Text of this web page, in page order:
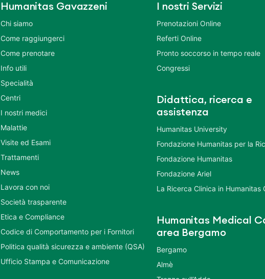
Humanitas Gavazzeni
Chi siamo
Come raggiungerci
Come prenotare
Info utili
Specialità
Centri
I nostri medici
Malattie
Visite ed Esami
Trattamenti
News
Lavora con noi
Società trasparente
Etica e Compliance
Codice di Comportamento per i Fornitori
Politica qualità sicurezza e ambiente (QSA)
Ufficio Stampa e Comunicazione
I nostri Servizi
Prenotazioni Online
Referti Online
Pronto soccorso in tempo reale
Congressi
Didattica, ricerca e
assistenza
Humanitas University
Fondazione Humanitas per la
Fondazione Humanitas
Fondazione Ariel
La Ricerca Clinica in Humanitas
Humanitas Medical
area Bergamo
Bergamo
Almè